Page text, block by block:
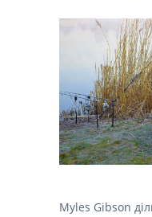
Myles Gibson